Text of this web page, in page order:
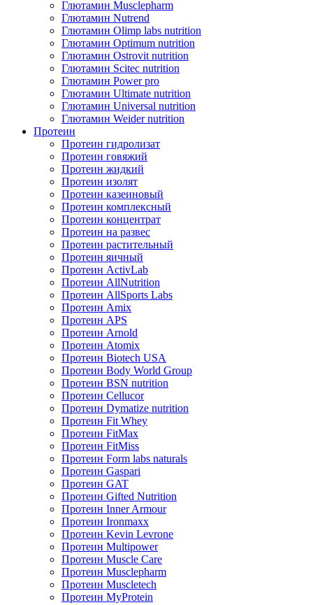
Глютамин Musclepharm
Глютамин Nutrend
Глютамин Olimp labs nutrition
Глютамин Optimum nutrition
Глютамин Ostrovit nutrition
Глютамин Scitec nutrition
Глютамин Power pro
Глютамин Ultimate nutrition
Глютамин Universal nutrition
Глютамин Weider nutrition
Протеин
Протеин гидролизат
Протеин говяжий
Протеин жидкий
Протеин изолят
Протеин казеиновый
Протеин комплексный
Протеин концентрат
Протеин на развес
Протеин растительный
Протеин яичный
Протеин ActivLab
Протеин AllNutrition
Протеин AllSports Labs
Протеин Amix
Протеин APS
Протеин Arnold
Протеин Atomix
Протеин Biotech USA
Протеин Body World Group
Протеин BSN nutrition
Протеин Cellucor
Протеин Dymatize nutrition
Протеин Fit Whey
Протеин FitMax
Протеин FitMiss
Протеин Form labs naturals
Протеин Gaspari
Протеин GAT
Протеин Gifted Nutrition
Протеин Inner Armour
Протеин Ironmaxx
Протеин Kevin Levrone
Протеин Multipower
Протеин Muscle Care
Протеин Musclepharm
Протеин Muscletech
Протеин MyProtein